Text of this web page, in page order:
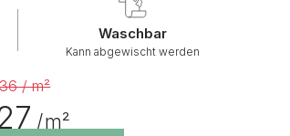
Waschbar
Kann abgewischt werden
/ m²
/ m²